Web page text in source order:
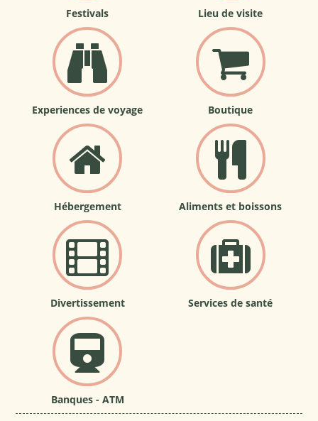
Festivals Lieu de visite
Experiences de voyage Boutique
Hébergement Aliments et boissons
Divertissement Services de santé
Banques - ATM